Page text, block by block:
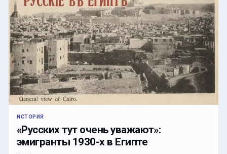
ИСТОРИЯ
«Русских тут очень уважают»:
эмигранты 1930-х в Египте